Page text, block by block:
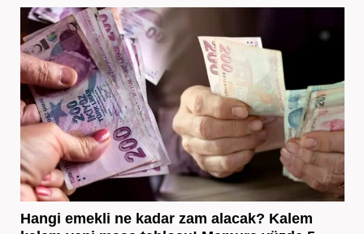
Hangi emekli ne kadar zam alacak? Kalem